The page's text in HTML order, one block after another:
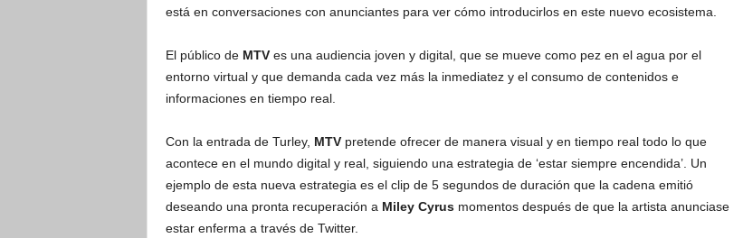
está en conversaciones con anunciantes para ver cómo introducirlos en este nuevo ecosistema.
El público de MTVes una audiencia joven y digital, que se mueve como pez en el agua por el
entorno virtual y que demanda cada vez más la inmediatez y el consumo de contenidos e
informaciones en tiempo real.
Con la entrada de Turley, MTVpretende ofrecer de manera visual y en tiempo real todo lo que
acontece en el mundo digital y real, siguiendo una estrategia de ‘estar siempre encendida’. Un
ejemplo de esta nueva estrategia es el clip de 5 segundos de duración que la cadena emitió
deseando una pronta recuperación a Miley Cyrusmomentos después de que la artista anunciase
estar enferma a través de Twitter.